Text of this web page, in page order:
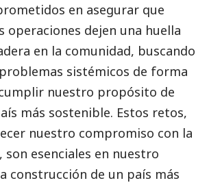
en asegurar que
operaciones dejen una huella
en la comunidad, buscando
sistémicos de forma
nuestro propósito de
más sostenible. Estos retos,
nuestro compromiso con la
esenciales en nuestro
construcción de un país más